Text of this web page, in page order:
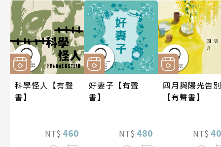
科學怪人【有聲
書】
NT$ 460
好妻子【有聲
書】
NT$ 480
四月與陽光告別
【有聲書】
NT$